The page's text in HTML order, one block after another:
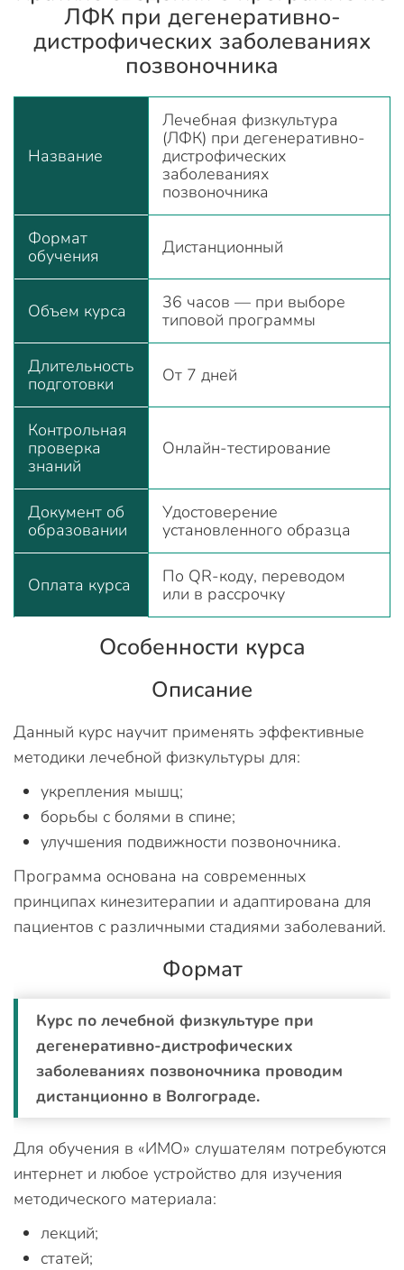
ЛФК при дегенеративно-
дистрофических заболеваниях
позвоночника
Название
Лечебная физкультура
(ЛФК) при дегенеративно-
дистрофических
заболеваниях
позвоночника
Формат
обучения
Дистанционный
Объем курса
36 часов — при выборе
типовой программы
Длительность
подготовки
От 7 дней
Контрольная
проверка
знаний
Онлайн-тестирование
Документ об
образовании
Удостоверение
установленного образца
Оплата курса
По QR-коду, переводом
или в рассрочку
Особенности курса
Описание
Данный курс научит применять эффективные
методики лечебной физкультуры для:
укрепления мышц;
борьбы с болями в спине;
улучшения подвижности позвоночника.
Программа основана на современных
принципах кинезитерапии и адаптирована для
пациентов с различными стадиями заболеваний.
Формат
Курс по лечебной физкультуре при
дегенеративно-дистрофических
заболеваниях позвоночника проводим
дистанционно в Волгограде.
Для обучения в «ИМО» слушателям потребуются
интернет и любое устройство для изучения
методического материала:
лекций;
статей;